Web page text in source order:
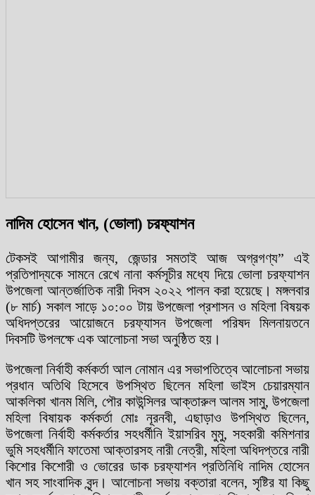
নাদিম হোসেন খান, (ভোলা) চরফ্যাশন
টেকসই আগামীর জন্য, জেন্ডার সমতাই আজ অগ্রগণ্য” এই
প্রতিপাদ্যকে সামনে রেখে নানা কর্মসূচীর মধ্যে দিয়ে ভোলা চরফ্যাশন
উপজেলা আন্তর্জাতিক নারী দিবস ২০২২ পালন করা হয়েছে। মঙ্গলবার
(৮ মার্চ) সকাল সাড়ে ১০:০০ টায় উপজেলা প্রশাসন ও মহিলা বিষয়ক
অধিদপ্তরের আয়োজনে চরফ্যাসন উপজেলা পরিষদ মিলনায়তনে
দিবসটি উপলক্ষে এক আলোচনা সভা অনুষ্ঠিত হয়।
উপজেলা নির্বাহী কর্মকর্তা আল নোমান এর সভাপতিত্বে আলোচনা সভায়
প্রধান অতিথি হিসেবে উপস্থিত ছিলেন মহিলা ভাইস চেয়ারম্যান
আকলিকা খানম মিলি, পৌর কাউন্সিলর আক্তারুল আলম সামু, উপজেলা
মহিলা বিষায়ক কর্মকর্তা মোঃ নূরনবী, এছাড়াও উপস্থিত ছিলেন,
উপজেলা নির্বাহী কর্মকর্তার সহধর্মীনি ইয়াসরিব মুমু, সহকারী কমিশনার
ভুমি সহধর্মীনি ফাতেমা আক্তারসহ নারী নেত্রী, মহিলা অধিদপ্তরে নারী
কিশোর কিশোরী ও ভোরের ডাক চরফ্যাশন প্রতিনিধি নাদিম হোসেন
খান সহ সাংবাদিক বৃন্দ। আলোচনা সভায় বক্তারা বলেন, সৃষ্টির যা কিছু